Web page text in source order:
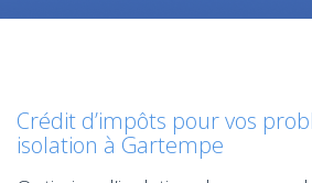
Crédit d’impôts pour vos
isolation à Gartempe